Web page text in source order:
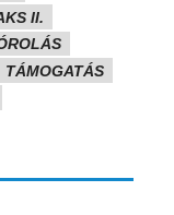
II.
TÁMOGATÁS